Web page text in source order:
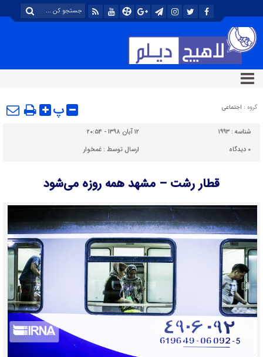
گروه : اجتماعی پ
شناسه : ۱۹۹۳
۱۲ آبان ۱۳۹۸ - ۲۰:۵۴
۰ دیدگاه ارسال توسط :غمخوار
قطار رشت – مشهد همه روزه می‌شود